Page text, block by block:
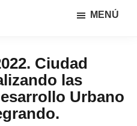
MENÚ
Ciudad
las
Urbano